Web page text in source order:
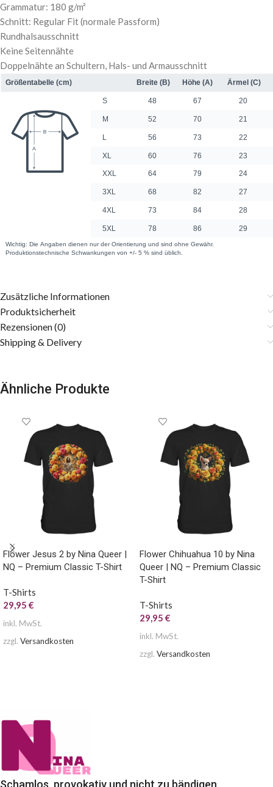
Grammatur: 180 g/m²
Schnitt: Regular Fit (normale Passform)
Rundhalsausschnitt
Keine Seitennähte
Doppelnähte an Schultern, Hals- und Armausschnitt
Zusätzliche Informationen
Produktsicherheit
Rezensionen (0)
Shipping & Delivery
Ähnliche Produkte
Flower Jesus 2 by Nina Queer |
NQ – Premium Classic T-Shirt
T-Shirts
29,95 €
inkl. MwSt.
zzgl. Versandkosten
Flower Chihuahua 10 by Nina
Queer | NQ – Premium Classic
T-Shirt
T-Shirts
29,95 €
inkl. MwSt.
zzgl. Versandkosten
Schamlos, provokativ und nicht zu bändigen